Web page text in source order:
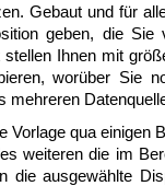
Gebaut und für
geben, die Sie
Ihnen mit
worüber Sie
mehreren
Vorlage qua
weiteren die im
die ausgewählte